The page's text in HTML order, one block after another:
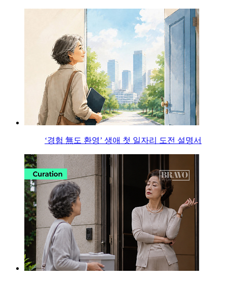
‘경험 無도 환영’ 생애 첫 일자리 도전 설명서